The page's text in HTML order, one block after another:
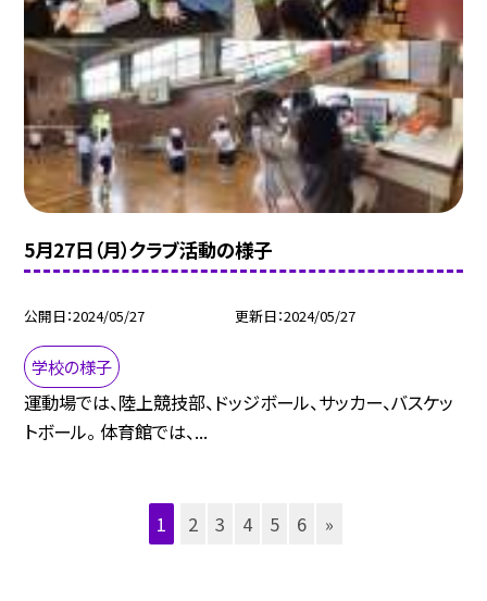
5月27日（月）クラブ活動の様子
公開日 2024/05/27 更新日 2024/05/27
学校の様子
運動場では、陸上競技部、ドッジボール、サッカー、バスケッ
トボール。 体育館では、...
1 2 3 4 5 6 »